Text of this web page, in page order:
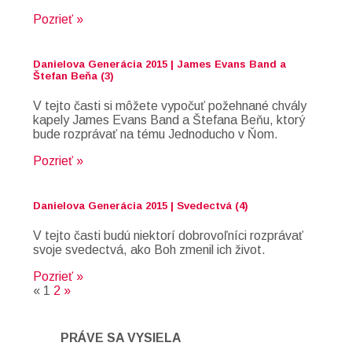
Pozrieť »
Danielova Generácia 2015 | James Evans Band a
Štefan Beňa (3)
V tejto časti si môžete vypočuť požehnané chvály
kapely James Evans Band a Štefana Beňu, ktorý
bude rozprávať na tému Jednoducho v Ňom.
Pozrieť »
Danielova Generácia 2015 | Svedectvá (4)
V tejto časti budú niektorí dobrovoľníci rozprávať
svoje svedectvá, ako Boh zmenil ich život.
Pozrieť »
« 1 2 »
PRÁVE SA VYSIELA